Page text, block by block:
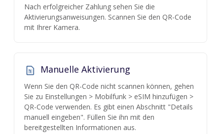
Nach erfolgreicher Zahlung sehen Sie die
Aktivierungsanweisungen. Scannen Sie den QR-Code
mit Ihrer Kamera.
Manuelle Aktivierung
Wenn Sie den QR-Code nicht scannen können, gehen
Sie zu Einstellungen > Mobilfunk > eSIM hinzufügen >
QR-Code verwenden. Es gibt einen Abschnitt "Details
manuell eingeben". Füllen Sie ihn mit den
bereitgestellten Informationen aus.